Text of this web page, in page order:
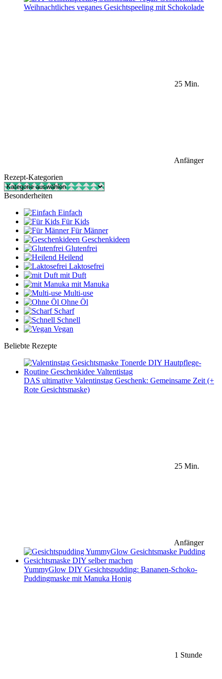
Weihnachtliches veganes Gesichtspeeling mit Schokolade
25 Min.
Anfänger
Rezept-Kategorien
Rezept-
Kategorien
Besonderheiten
Einfach
Für Kids
Für Männer
Geschenkideen
Glutenfrei
Heilend
Laktosefrei
mit Duft
mit Manuka
Multi-use
Ohne Öl
Scharf
Schnell
Vegan
Beliebte Rezepte
DAS ultimative Valentinstag Geschenk: Gemeinsame Zeit (+
Rote Gesichtsmaske)
25 Min.
Anfänger
YummyGlow DIY Gesichtspudding: Bananen-Schoko-
Puddingmaske mit Manuka Honig
1 Stunde